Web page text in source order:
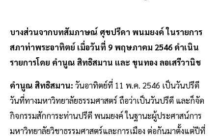
บางส่วนจากบทสัมภาษณ์ ศุขปรีดา พนมยงค์ ในรายการ
สภาท่าพระอาทิตย์ เมื่อวันที่ 9 พฤษภาคม 2546 ดำเนิน
รายการโดย คำนูณ สิทธิสมาน และ ขุนทอง ลอเสรีวานิช
คำนูณ สิทธิสมาน: วันอาทิตย์ที่ 11 พ.ค. 2546 เป็นวันปรีดี
วันที่ทางมหาวิทยาลัยธรรมศาสตร์ ถือว่าเป็นวันปรีดี และก็จัด
กิจกรรมสักการะท่านปรีดี พนมยงค์ ในฐานะผู้ประศาสน์การ
มหาวิทยาลัยวิชาธรรมศาสตร์และการเมือง ต่อกันมาตั้งแต่ปีที่